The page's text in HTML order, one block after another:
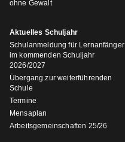
ohne Gewalt
Aktuelles Schuljahr
Schulanmeldung für Lernanfänger
im kommenden Schuljahr
2026/2027
Übergang zur weiterführenden
Schule
Termine
Mensaplan
Arbeitsgemeinschaften 25/26